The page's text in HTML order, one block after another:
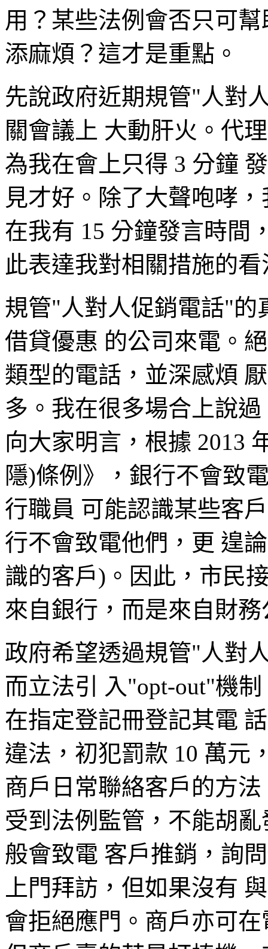
用？某些法例會否只可
添麻煩？這才是重點。
先說政府近期規管"人對
關會議上 大動肝火。代
為我在會上只得 3 分鐘
見才好。除了大聲咆哮
在我有 15 分鐘發言時間
此表達我對相關措施的看
規管"人對人促銷電話"的
借貸優惠 的公司來電。
類型的電話，並深感煩
多。我在很多場合上說
向大家明言，根據 2013
隱)條例》，銀行不會致
行職員 可能認識某些客
行不會致電他們，更 遑
識的客戶)。因此，市民
來自銀行，而是來自財
政府希望透過規管"人對
而立法引 入"opt-out"機
在指定登記冊登記其電
違法，初犯罰款 10 萬元
商戶日常聯絡客戶的方
受到法例監管，不能胡
般會致電 客戶推銷，詢
上門拜訪，但如果沒有
會拒絕應門。商戶亦可